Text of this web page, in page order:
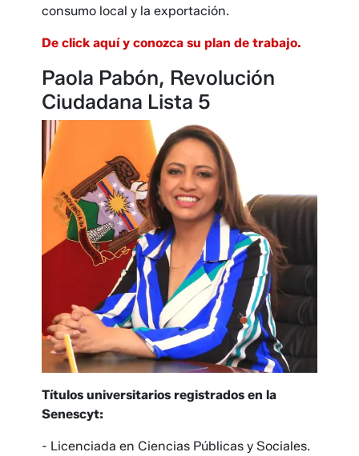
consumo local y la exportación.
De click aquí y conozca su plan de trabajo.
Paola Pabón, Revolución
Ciudadana Lista 5
Títulos universitarios registrados en la
Senescyt:
- Licenciada en Ciencias Públicas y Sociales.